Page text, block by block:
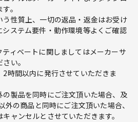
。
う性質上、一切の返品・返金はお受け
ステム要件・動作環境等よくご確認
ティベートに関しましてはメーカーサ
い。
2時間以内に発行させていただきま
の製品を同時にご注文頂いた場合、及
の商品と同時にご注文頂いた場合、
ャンセルとさせていただきます。